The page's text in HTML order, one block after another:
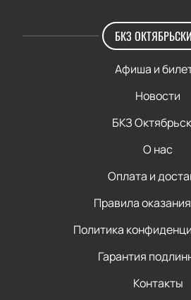
БКЗ
Афиша и
Новости
БКЗ
О нас
Оплата и
Правила
Политика
Гарантия
Контакты